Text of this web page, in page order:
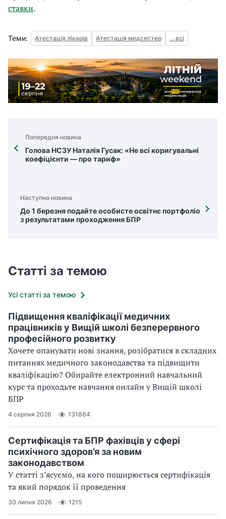
ставки.
Теми: Атестація лікарів Атестація медсестер ... всі
Попередня новина
Голова НСЗУ Наталія Гусак: «Не всі коригувальні
коефіцієнти — про тариф»
Наступна новина
До 1 березня подайте особисте освітнє портфоліо
з результатами проходження БПР
Статті за темою
Усі статті за темою
Підвищення кваліфікації медичних
працівників у Вищій школі безперервного
професійного розвитку
Хочете опанувати нові знання, розібратися в складних
питаннях медичного законодавства та підвищити
кваліфікацію? Обирайте електронний навчальний
курс та проходьте навчання онлайн у Вищій школі
БПР
4 серпня 2026 131884
Сертифікація та БПР фахівців у сфері
психічного здоров’я за новим
законодавством
У статті з’ясуємо, на кого поширюється сертифікація
та який порядок її проведення
30 липня 2026 1215